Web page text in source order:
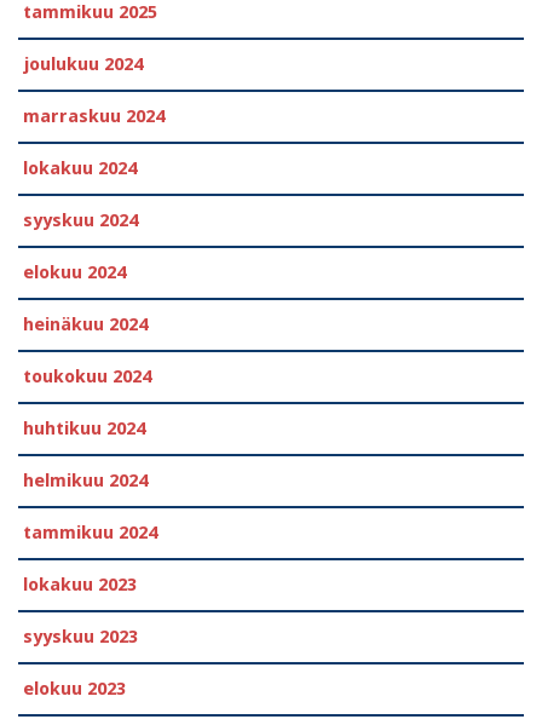
tammikuu 2025
joulukuu 2024
marraskuu 2024
lokakuu 2024
syyskuu 2024
elokuu 2024
heinäkuu 2024
toukokuu 2024
huhtikuu 2024
helmikuu 2024
tammikuu 2024
lokakuu 2023
syyskuu 2023
elokuu 2023